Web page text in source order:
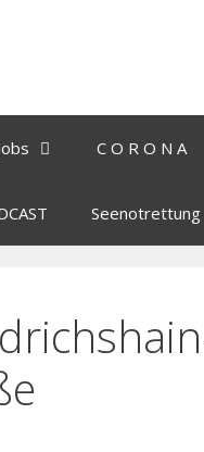
C O R O N A
Seenotrettung